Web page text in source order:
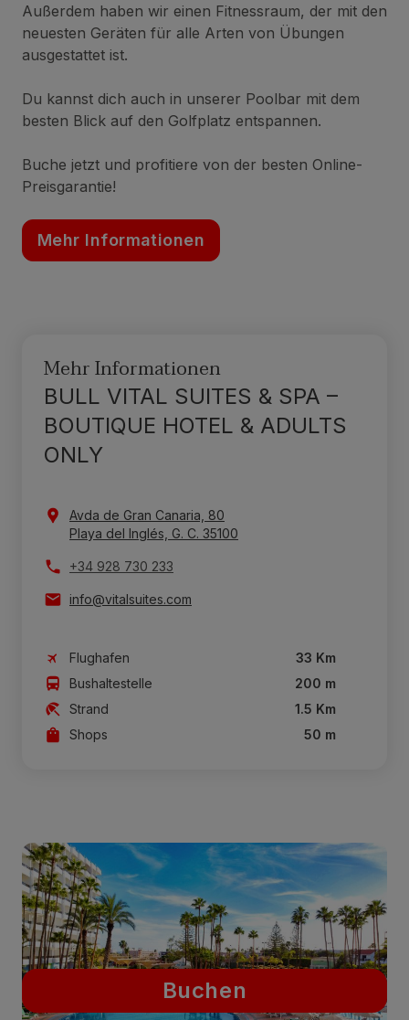
Buchen
Außerdem haben wir einen Fitnessraum, der mit den
neuesten Geräten für alle Arten von Übungen
ausgestattet ist.
Du kannst dich auch in unserer Poolbar mit dem
besten Blick auf den Golfplatz entspannen.
Buche jetzt und profitiere von der besten Online-
Preisgarantie!
Mehr Informationen
Mehr Informationen
BULL VITAL SUITES & SPA –
BOUTIQUE HOTEL & ADULTS
ONLY
Avda de Gran Canaria, 80
Playa del Inglés, G. C. 35100
+34 928 730 233
info@vitalsuites.com
Flughafen
33 Km
Bushaltestelle
200 m
Strand
1.5 Km
Shops
50 m